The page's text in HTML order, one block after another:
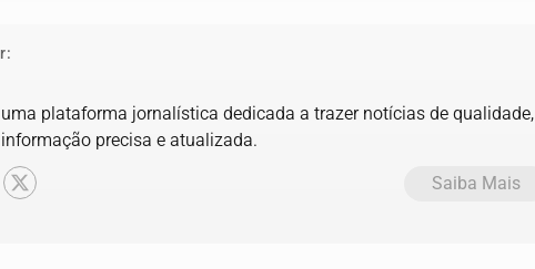
plataforma jornalística dedicada a trazer notícias de qualidade,
precisa e atualizada.
Saiba Mais